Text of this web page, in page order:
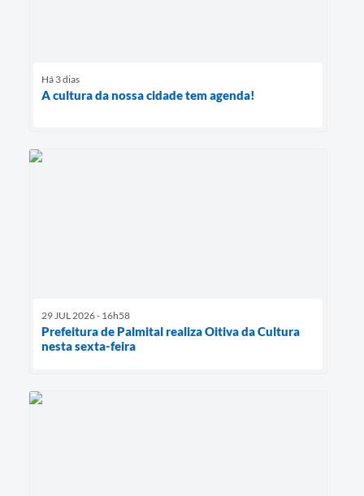
Há 3 dias
A cultura da nossa cidade tem agenda!
29 JUL 2026 - 16h58
Prefeitura de Palmital realiza Oitiva da Cultura
nesta sexta-feira